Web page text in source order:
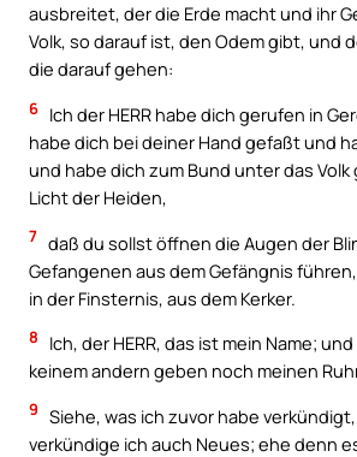
ausbreitet, der die Erde macht und ihr
Volk, so darauf ist, den Odem gibt, und
die darauf gehen:
6 Ich der HERR habe dich gerufen in
habe dich bei deiner Hand gefaßt und
und habe dich zum Bund unter das
Licht der Heiden,
7 daß du sollst öffnen die Augen der
Gefangenen aus dem Gefängnis
in der Finsternis, aus dem Kerker.
8
Ich, der HERR, das ist mein Name;
keinem andern geben noch meinen
9 Siehe, was ich zuvor habe
verkündige ich auch Neues; ehe denn